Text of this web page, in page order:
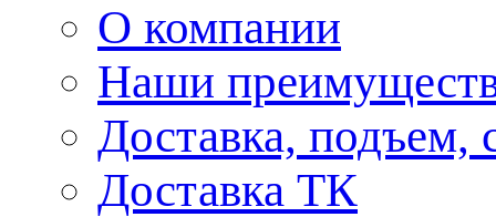
О компании
Наши
Доставка, подъем,
Доставка ТК